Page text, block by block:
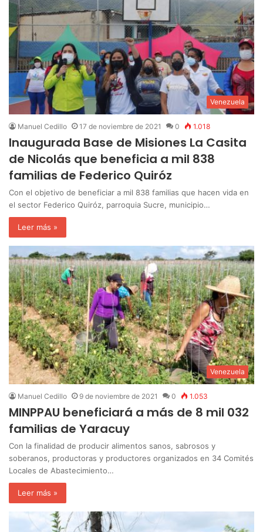
Venezuela
Manuel Cedillo 17 de noviembre de 2021 0 1.018
Inaugurada Base de Misiones La Casita
de Nicolás que beneficia a mil 838
familias de Federico Quiróz
Con el objetivo de beneficiar a mil 838 familias que hacen vida en
el sector Federico Quiróz, parroquia Sucre, municipio…
Leer más »
Venezuela
Manuel Cedillo 9 de noviembre de 2021 0 1.053
MINPPAU beneficiará a más de 8 mil 032
familias de Yaracuy
Con la finalidad de producir alimentos sanos, sabrosos y
soberanos, productoras y productores organizados en 34 Comités
Locales de Abastecimiento…
Leer más »